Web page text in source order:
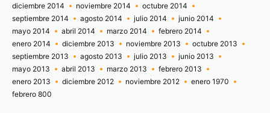
diciembre 2014
noviembre 2014
octubre 2014
septiembre 2014
agosto 2014 julio 2014
junio 2014
mayo 2014
abril 2014 marzo 2014
febrero 2014
enero 2014
diciembre 2013 noviembre 2013
octubre 2013
septiembre 2013
agosto 2013 julio 2013
junio 2013
mayo 2013
abril 2013 marzo 2013
febrero 2013
enero 2013
diciembre 2012 noviembre 2012
enero 1970
febrero 800